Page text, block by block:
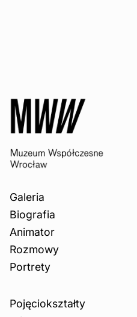
Galeria
Biografia
Animator
Rozmowy
Portrety
Pojęciokształty